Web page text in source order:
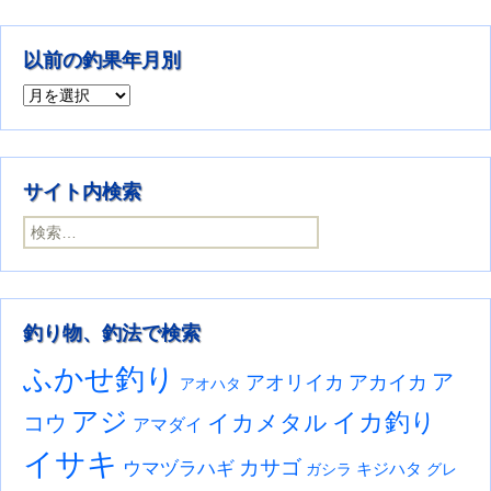
以前の釣果年月別
以前の釣果年月別
サイト内検索
検索:
釣り物、釣法で検索
ふかせ釣り アオハタ アオリイカ アカイカ ア
コウ アジ アマダイ イカメタル イカ釣り
イサキ ウマヅラハギ カサゴ ガシラ キジハタ グレ